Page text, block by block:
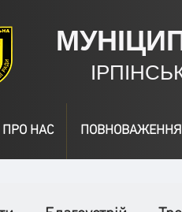
ПРО НАС ПОВНОВАЖЕННЯ